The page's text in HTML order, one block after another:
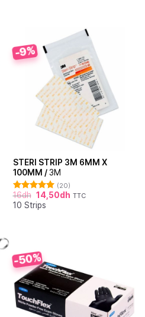
-9%
STERI STRIP 3M 6MM X
100MM /3M
Note
4.95
sur 5
(20)
16dh 14,50dh TTC
10 Strips
-50%